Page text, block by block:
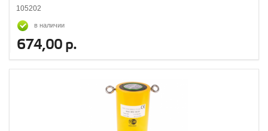
105202
в наличии
674,00 р.